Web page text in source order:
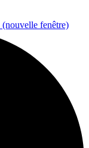
(nouvelle fenêtre)